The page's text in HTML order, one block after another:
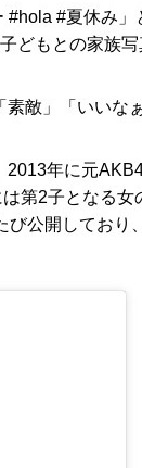
#hola #夏休み」
どもとの家族写
敵」「いいな
2013年に元
第2子となる女
び公開しており